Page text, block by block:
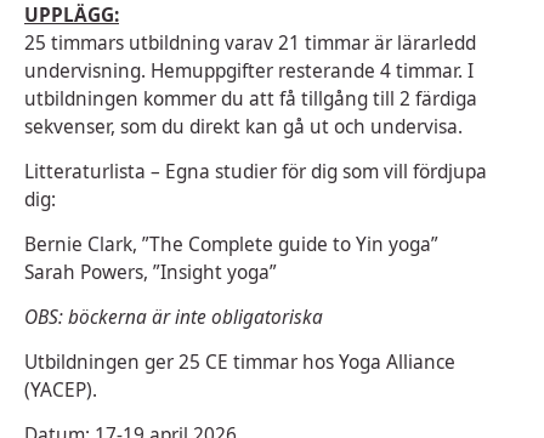
UPPLÄGG:
25 timmars utbildning varav 21 timmar är lärarledd
undervisning. Hemuppgifter resterande 4 timmar. I
utbildningen kommer du att få tillgång till 2 färdiga
sekvenser, som du direkt kan gå ut och undervisa.
Litteraturlista – Egna studier för dig som vill fördjupa
dig:
Bernie Clark, ”The Complete guide to Yin yoga”
Sarah Powers, ”Insight yoga”
OBS: böckerna är inte obligatoriska
Utbildningen ger 25 CE timmar hos Yoga Alliance
(YACEP).